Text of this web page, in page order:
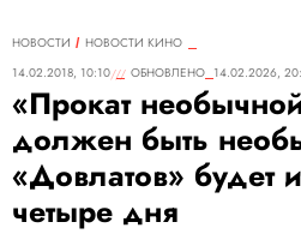
НОВОСТИ
НОВОСТИ КИНО
14.02.2018, 10:10
ОБНОВЛЕНО 14.02.2026,
«Прокат
должен быть
«Довлатов» будет
четыре дня